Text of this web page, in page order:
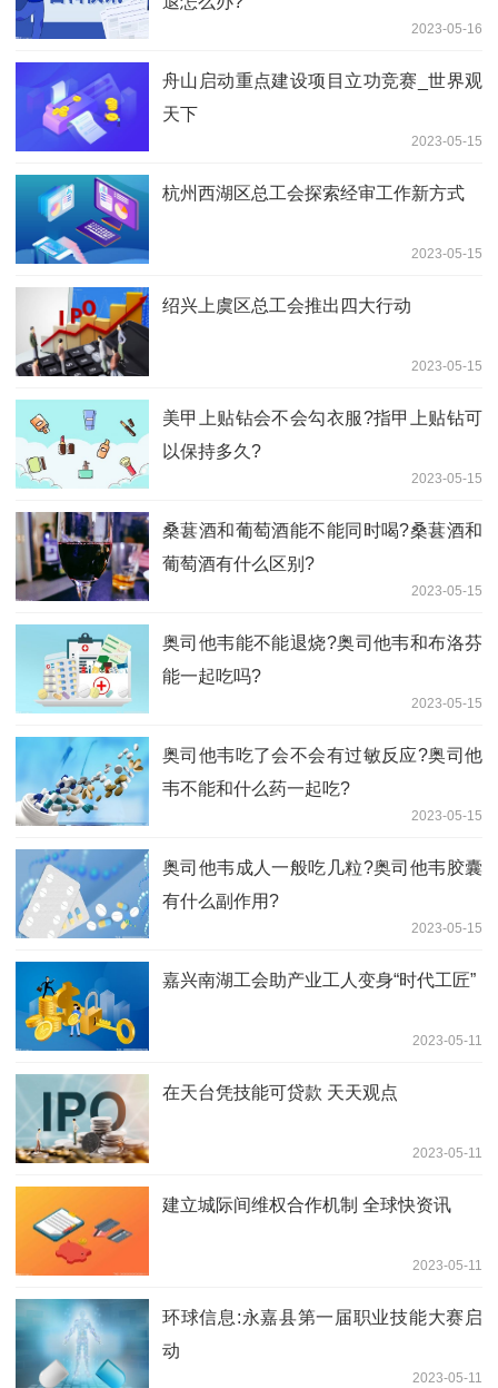
2023-05-16
舟山启动重点建设项目立功竞赛_世界观
天下
2023-05-15
杭州西湖区总工会探索经审工作新方式
2023-05-15
绍兴上虞区总工会推出四大行动
2023-05-15
美甲上贴钻会不会勾衣服?指甲上贴钻可
以保持多久?
2023-05-15
桑葚酒和葡萄酒能不能同时喝?桑葚酒和
葡萄酒有什么区别?
2023-05-15
奥司他韦能不能退烧?奥司他韦和布洛芬
能一起吃吗?
2023-05-15
奥司他韦吃了会不会有过敏反应?奥司他
韦不能和什么药一起吃?
2023-05-15
奥司他韦成人一般吃几粒?奥司他韦胶囊
有什么副作用?
2023-05-15
嘉兴南湖工会助产业工人变身“时代工匠”
2023-05-11
在天台凭技能可贷款 天天观点
2023-05-11
建立城际间维权合作机制 全球快资讯
2023-05-11
环球信息:永嘉县第一届职业技能大赛启
动
2023-05-11